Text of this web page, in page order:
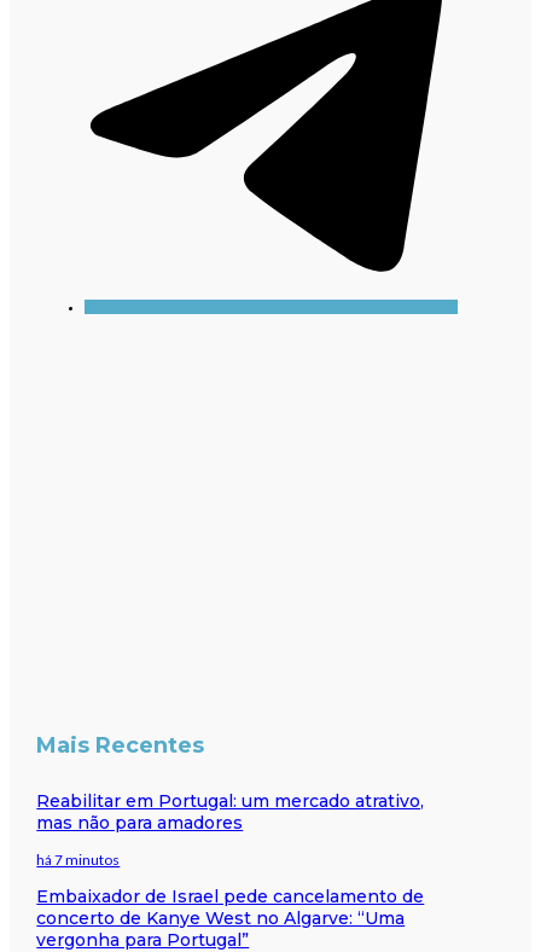
Mais Recentes
Reabilitar em Portugal: um mercado atrativo,
mas não para amadores
há 7 minutos
Embaixador de Israel pede cancelamento de
concerto de Kanye West no Algarve: “Uma
vergonha para Portugal”